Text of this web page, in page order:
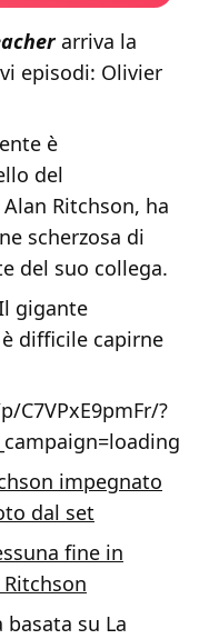
arriva la
episodi: Olivier
è
del
Ritchson, ha
scherzosa di
del suo collega.
gigante
difficile capirne
?
impegnato
dal set
fine in
basata su La